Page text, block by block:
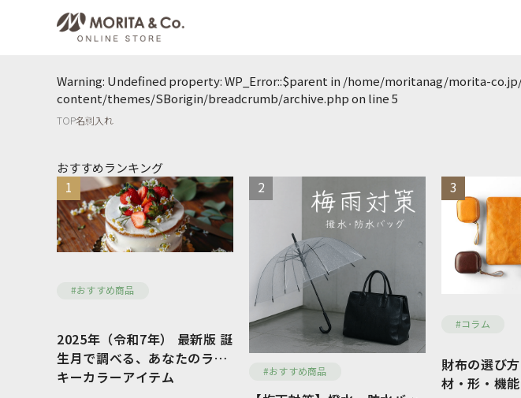
WOMEN MEN
Warning: Undefined property: WP_Error::$parent in /home/moritanag/morita-
content/themes/SBorigin/breadcrumb/archive.phpon line5
TOP名刺入れ
おすすめランキング
1
#おすすめ商品
2025年（令和7年） 最新版 誕
生月で調べる、あなたのラッ
キーカラーアイテム
2
#おすすめ商品
3
#コラム
財布の選び
材・形・機